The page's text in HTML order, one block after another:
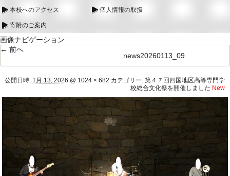
本校へのアクセス 個人情報の取扱
寄附のご案内
画像ナビゲーション
← 前へ
news20260113_09
公開日時: 1月 13, 2026 @ 1024 × 682 カテゴリー: 第４７回四国地区高等専門学
校総合文化祭を開催しました New